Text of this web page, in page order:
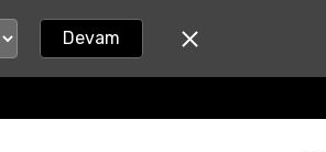
Devam